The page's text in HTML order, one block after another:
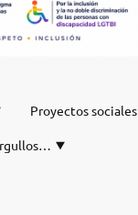
Proyectos sociales
Camisetas y Músicas Orgullos de nuestro DJ